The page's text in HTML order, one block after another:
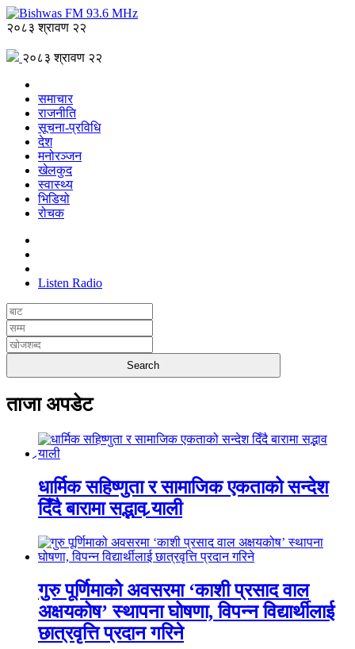
२०८३ श्रावण २२
२०८३ श्रावण २२
समाचार
राजनीति
सूचना-प्रविधि
देश
मनोरञ्जन
खेलकुद
स्वास्थ्य
भिडियो
रोचक
Listen Radio
ताजा अपडेट
धार्मिक सहिष्णुता र सामाजिक एकताको सन्देश
दिँदै बारामा सद्भाव र्‍याली
गुरु पूर्णिमाको अवसरमा ‘काशी प्रसाद वाल
अक्षयकोष’ स्थापना घोषणा, विपन्न विद्यार्थीलाई
छात्रवृत्ति प्रदान गरिने